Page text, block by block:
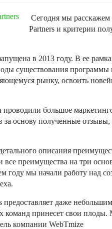
Сегодня мы
Partners и критерии
в 2013 году. В ее
существования
рынку, освоить
большое
за основу полученные
описания
преимущества на три
году мы начали работу над
предоставляет даже
команд принесет свои
компании WebTmize